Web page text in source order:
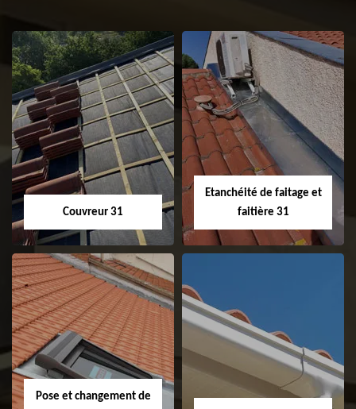
Couvreur 31
Couvreur 31
Etanchéité de faitage et
faitière 31
Etanchéité de
faitage et faitière
31
Pose et changement de